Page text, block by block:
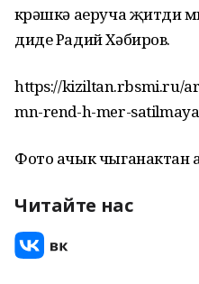
көрәшкә аеруча җитди
диде Радий Хәбиров.
https://kiziltan.rbsmi.ru/
mn-rend-h-mer-
Фото ачык чыганактан
Читайте нас